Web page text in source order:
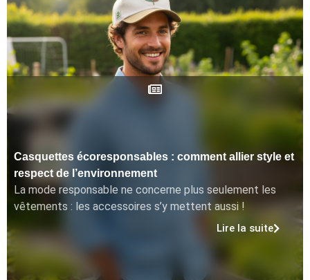
Casquettes écoresponsables : comment allier style et
respect de l’environnement
La mode responsable ne concerne plus seulement les
vêtements : les accessoires s’y mettent aussi !
Lire la suite